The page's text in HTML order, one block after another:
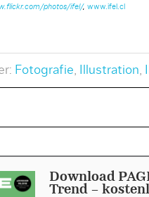
photos/ifel/, www.ifel.cl
Fotografie, Illustration,
Download
Trend -